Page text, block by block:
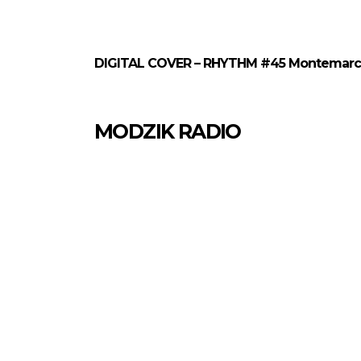
DIGITAL COVER – RHYTHM #45
MODZIK RADIO